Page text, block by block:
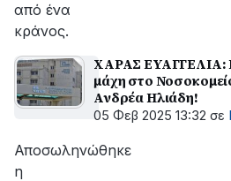
από ένα
κράνος.
XAΡΑΣ ΕΥΑΓΓΕΛΙΑ:
μάχη στο
Ανδρέα Ηλιάδη!
05 Φεβ 2025 13:32 σε
Αποσωληνώθηκε
η